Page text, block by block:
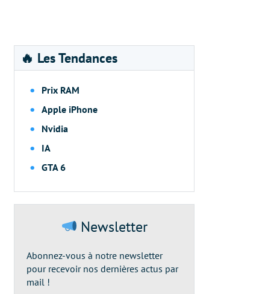
🔥 Les Tendances
Prix RAM
Apple iPhone
Nvidia
IA
GTA 6
Newsletter
Abonnez-vous à notre newsletter
pour recevoir nos dernières actus par
mail !